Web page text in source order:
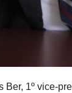
1º vice-